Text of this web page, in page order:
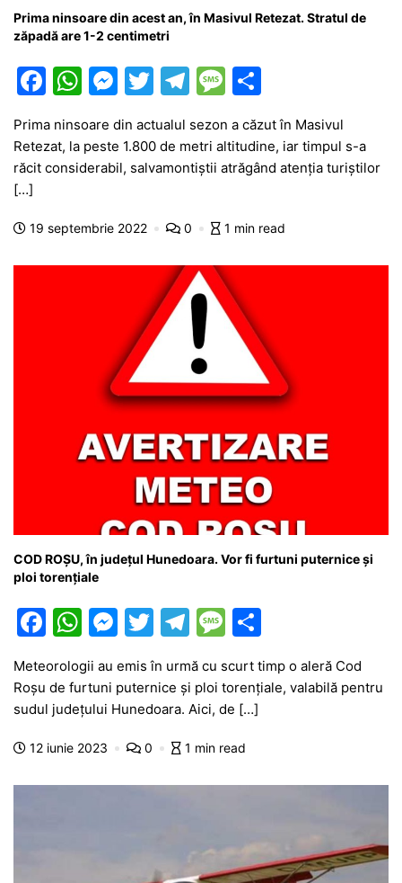
Prima ninsoare din acest an, în Masivul Retezat. Stratul de
zăpadă are 1-2 centimetri
F
c
e
o
W
at
s
p
M
e
s
s
n
T
itt
er
T
e
gr
m
M
s
s
g
ar
ta
je
z
Prima ninsoare din actualul sezon a căzut în Masivul
Retezat, la peste 1.800 de metri altitudine, iar timpul s-a
răcit considerabil, salvamontiştii atrăgând atenţia turiştilor
[…]
19 septembrie 2022 0 1 min read
COD ROȘU, în județul Hunedoara. Vor fi furtuni puternice și
ploi torențiale
F
c
e
b
o
W
h
at
s
A
p
M
s
s
e
g
T
itt
er
T
e
gr
a
M
s
s
a
g
e
ar
ta
ă
Meteorologii au emis în urmă cu scurt timp o aleră Cod
Roșu de furtuni puternice și ploi torențiale, valabilă pentru
sudul județului Hunedoara. Aici, de […]
12 iunie 2023 0 1 min read